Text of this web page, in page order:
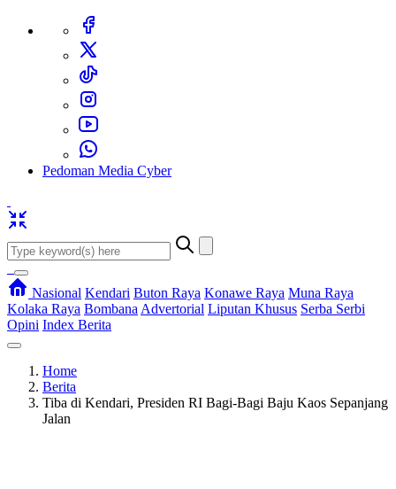
Pedoman Media Cyber
Nasional Kendari Buton Raya Konawe Raya Muna Raya
Kolaka Raya Bombana Advertorial Liputan Khusus Serba Serbi
Opini Index Berita
Home
Berita
Tiba di Kendari, Presiden RI Bagi-Bagi Baju Kaos Sepanjang
Jalan